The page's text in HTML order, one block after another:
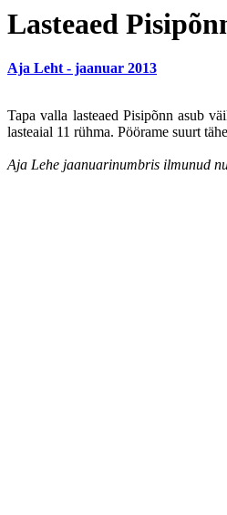
Lasteaed
Aja Leht - jaanuar 2013
Tapa valla lasteaed Pisipõnn asub
lasteaial 11 rühma. Pöörame suurt
Aja Lehe jaanuarinumbris ilmunud